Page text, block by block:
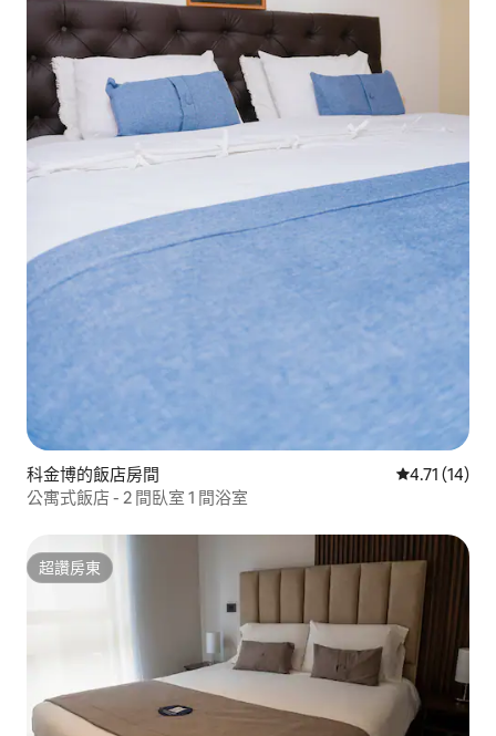
科金博的飯店房間 從 14 則評價
4.71 (14)
公寓式飯店 - 2 間臥室 1 間浴室
超讚房東
超讚房東